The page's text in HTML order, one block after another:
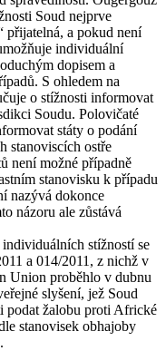
Soud nejprve
přijatelná, a pokud není
individuální
dopisem a
S ohledem na
o stížnosti informovat
Soudu. Polovičaté
státy o podání
stanoviscích ostře
není možné případně
stanovisku k případu
nazývá dokonce
názoru ale zůstává
stížností se
a 014/2011, z nichž v
Union proběhlo v dubnu
slyšení, jež Soud
podat žalobu proti Africké
stanovisek obhajoby